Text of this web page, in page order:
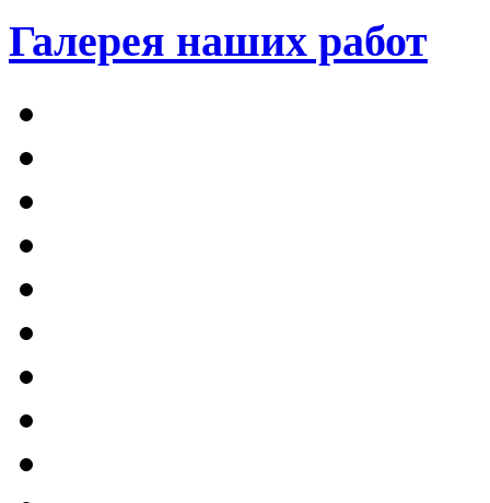
Галерея наших работ